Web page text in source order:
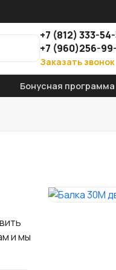
+7 (812)333-
+7 (960)256-
Заказать звонок
Бонусная программа
и мы